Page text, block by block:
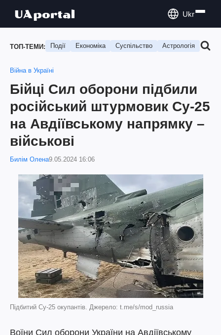
Ukr
ТОП-ТЕМИ: Події Економіка Суспільство Астрологія
Війна в Україні
Бійці Сил оборони підбили
російський штурмовик Су-25
на Авдіївському напрямку –
військові
Билім Олена9.05.2024 16:06
Підбитий Су-25 окупантів. Джерело: t.me/s/mod_russia
Воїни Сил оборони України на Авдіївському